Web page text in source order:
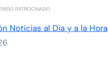
PATROCINADO
Noticias al Dia y a la Hora